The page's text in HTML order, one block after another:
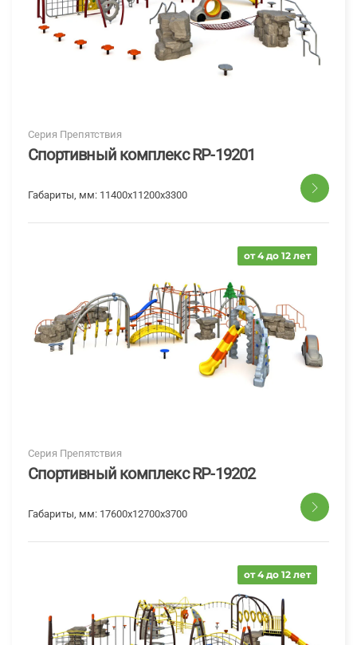
Серия Препятствия
Спортивный комплекс RP-19201
Габариты, мм: 11400х11200х3300
от 4 до 12 лет
Серия Препятствия
Спортивный комплекс RP-19202
Габариты, мм: 17600х12700х3700
от 4 до 12 лет